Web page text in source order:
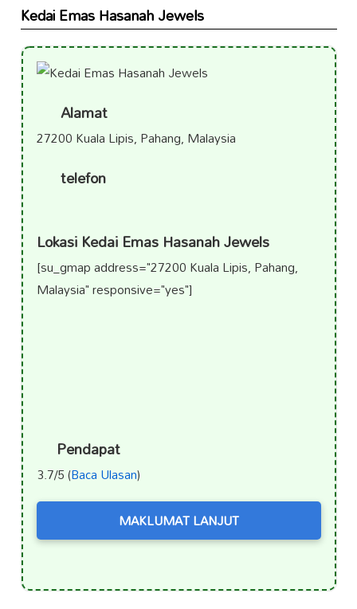
Kedai Emas Hasanah Jewels
Alamat
27200 Kuala Lipis, Pahang, Malaysia
telefon
Lokasi Kedai Emas Hasanah Jewels
[su_gmap address="27200 Kuala Lipis, Pahang,
Malaysia" responsive="yes"]
Pendapat
3.7/5 (Baca Ulasan)
MAKLUMAT LANJUT